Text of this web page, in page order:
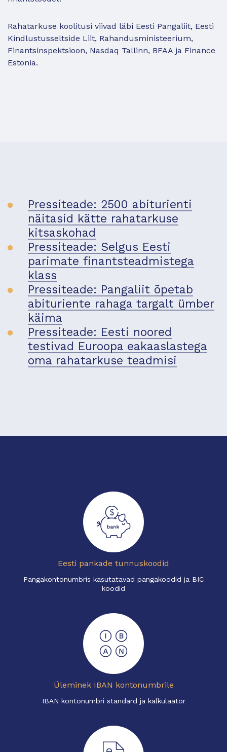
Rahatarkuse koolitusi viivad läbi Eesti Pangaliit, Eesti
Kindlustusseltside Liit, Rahandusministeerium,
Finantsinspektsioon, Nasdaq Tallinn, BFAA ja Finance
Estonia.
Pressiteade: 2500 abiturienti
näitasid kätte rahatarkuse
kitsaskohad
Pressiteade: Selgus Eesti
parimate finantsteadmistega
klass
Pressiteade: Pangaliit õpetab
abituriente rahaga targalt ümber
käima
Pressiteade: Eesti noored
testivad Euroopa eakaaslastega
oma rahatarkuse teadmisi
Eesti pankade tunnuskoodid
Pangakontonumbris kasutatavad pangakoodid ja BIC
koodid
Üleminek IBAN kontonumbrile
IBAN kontonumbri standard ja kalkulaator